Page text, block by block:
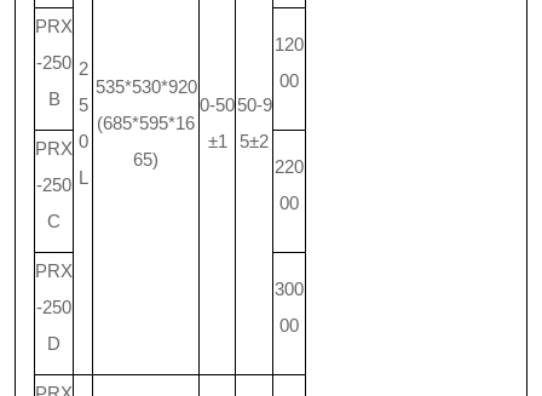
2
5
0
L
535*530*920
(685*595*16
65)
0-50
±1
50-9
5±2
PRX
-250
B
120
00
PRX
-250
C
220
00
PRX
-250
D
300
00